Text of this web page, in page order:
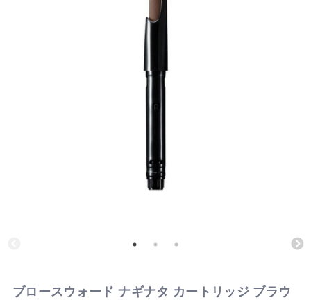
ブロースウォード ナギナタ カートリッジ ブラウ